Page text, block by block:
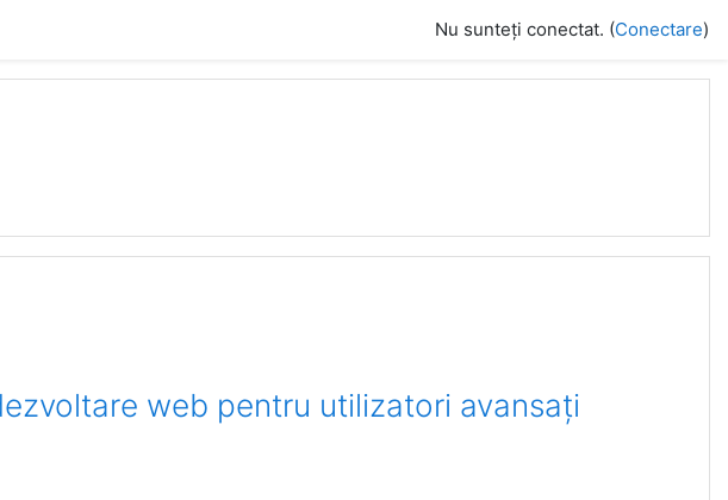
Nu sunteți conectat. (Conectare)
web pentru utilizatori avansați